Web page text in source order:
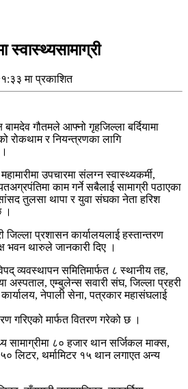
स्वास्थ्यसामाग्री
मा प्रकाशित
गौतमले आफ्नो गृहजिल्ला बर्दियामा
रोकथाम र नियन्त्रणका लागि
उपचारमा संलग्न स्वास्थ्यकर्मी,
काम गर्ने सबैलाई सामाग्री पठाएका
तुलसा थापा र युवा संघका नेता हरिश
।
जिल्ला प्रशासन कार्यालयलाई हस्तान्तरण
भवन थारुले जानकारी दिए ।
व्यवस्थापन समितिमार्फत ८ स्थानीय तह,
अस्पताल, एम्बुलेन्स सवारी संघ, जिल्ला प्रहरी
नेपाली सेना, पत्रकार महासंघलाई
गरिएको मार्फत वितरण गरेको छ ।
सामाग्रीमा ८० हजार थान सर्जिकल माक्स,
लिटर, थर्मामिटर १५ थान लगाएत अन्य